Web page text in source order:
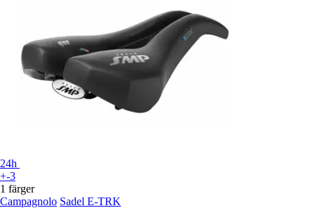
24h
+-3
1 färger
Campagnolo Sadel E-TRK